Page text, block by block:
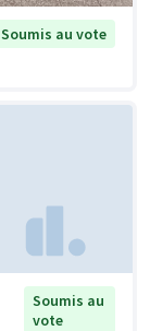
Soumis au vote
Soumis au
vote